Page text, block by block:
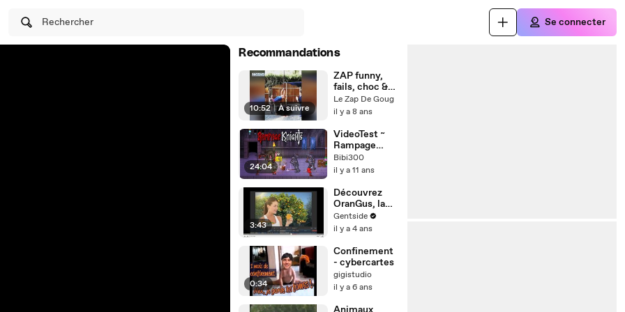
Rechercher Se connecter
Recommandations
10:52 | À suivre
ZAP funny,
fails, choc &
INSOLITE -
LE ZAP DE
Le Zap De Goug
il y a 8 ans
24:04
VideoTest ~
Rampage
Knights (HD)
(PC)
Bibi300
il y a 11 ans
3:43
Découvrez
OranGus, la
pub parfaite
en vidéo!
Gentside
il y a 4 ans
0:34
Confinement
- cybercartes
gigistudio
il y a 6 ans